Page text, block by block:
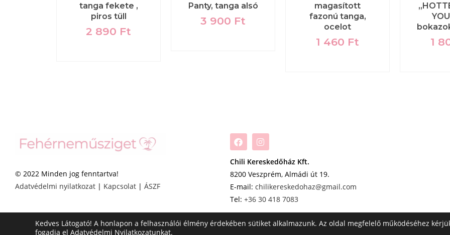
tanga fekete ,
piros tüll
2 890 Ft
Panty, tanga alsó
3 900 Ft
magasított
fazonú tanga,
ocelot
1 460 Ft 1
© 2022 Minden jog fenntartva!
Adatvédelmi nyilatkozat | Kapcsolat | ÁSZF
Chili Kereskedőház Kft.
8200 Veszprém, Almádi út 19.
E-mail: chilikereskedohaz@gmail.com
Tel: +36 30 418 7083
Kedves Látogató! A honlapon a felhasználói élmény érdekében sütiket alkalmazunk. Az oldal megfelelő működéséhez
fogadja el Adatvédelmi Nyilatkozatunkat.